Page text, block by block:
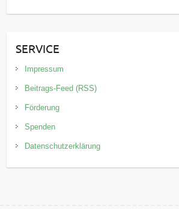
SERVICE
Impressum
Beitrags-Feed (RSS)
Förderung
Spenden
Datenschutzerklärung